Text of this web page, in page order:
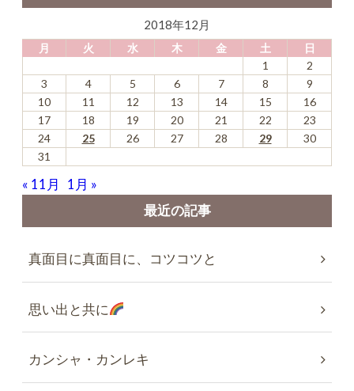
2018年12月
月 火 水 木 金 土
日
1
2
3
4 5 6 7 8
9
10
11 12 13 14 15
16
17
18 19 20 21 22
23
24
25 26 27 28 29
30
31
« 11月
1月 »
最近の記事
真面目に真面目に、コツコツと
思い出と共に
カンシャ・カンレキ